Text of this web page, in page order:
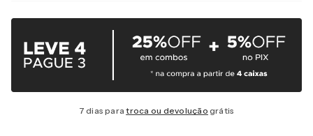
7 dias paratroca ou devolução grátis